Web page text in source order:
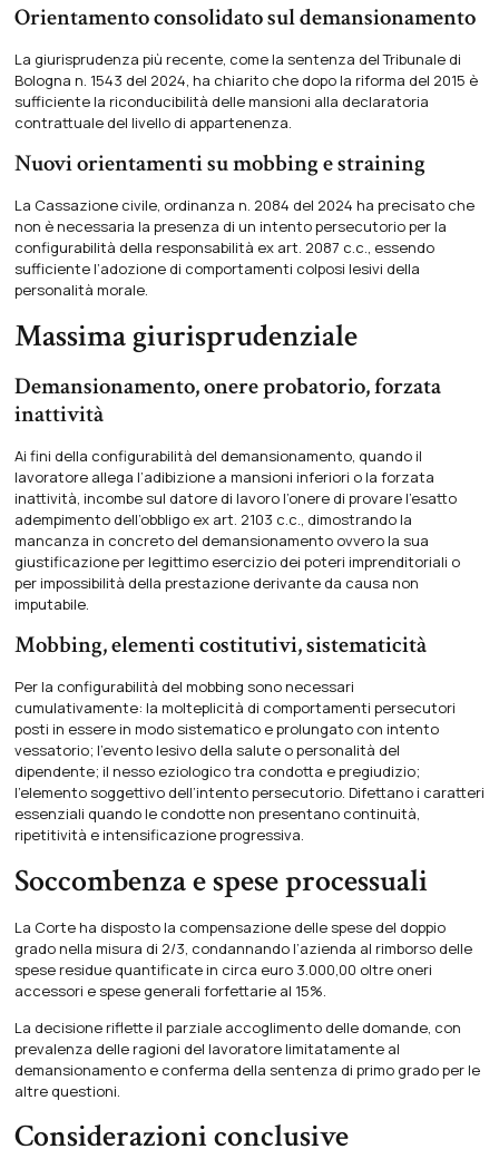
Orientamento consolidato sul demansionamento
La giurisprudenza più recente, come la sentenza del Tribunale di
Bologna n. 1543 del 2024, ha chiarito che dopo la riforma del 2015 è
sufficiente la riconducibilità delle mansioni alla declaratoria
contrattuale del livello di appartenenza.
Nuovi orientamenti su mobbing e straining
La Cassazione civile, ordinanza n. 2084 del 2024 ha precisato che
non è necessaria la presenza di un intento persecutorio per la
configurabilità della responsabilità ex art. 2087 c.c., essendo
sufficiente l’adozione di comportamenti colposi lesivi della
personalità morale.
Massima giurisprudenziale
Demansionamento, onere probatorio, forzata
inattività
Ai fini della configurabilità del demansionamento, quando il
lavoratore allega l’adibizione a mansioni inferiori o la forzata
inattività, incombe sul datore di lavoro l’onere di provare l’esatto
adempimento dell’obbligo ex art. 2103 c.c., dimostrando la
mancanza in concreto del demansionamento ovvero la sua
giustificazione per legittimo esercizio dei poteri imprenditoriali o
per impossibilità della prestazione derivante da causa non
imputabile.
Mobbing, elementi costitutivi, sistematicità
Per la configurabilità del mobbing sono necessari
cumulativamente: la molteplicità di comportamenti persecutori
posti in essere in modo sistematico e prolungato con intento
vessatorio; l’evento lesivo della salute o personalità del
dipendente; il nesso eziologico tra condotta e pregiudizio;
l’elemento soggettivo dell’intento persecutorio. Difettano i caratteri
essenziali quando le condotte non presentano continuità,
ripetitività e intensificazione progressiva.
Soccombenza e spese processuali
La Corte ha disposto la compensazione delle spese del doppio
grado nella misura di 2/3, condannando l’azienda al rimborso delle
spese residue quantificate in circa euro 3.000,00 oltre oneri
accessori e spese generali forfettarie al 15%.
La decisione riflette il parziale accoglimento delle domande, con
prevalenza delle ragioni del lavoratore limitatamente al
demansionamento e conferma della sentenza di primo grado per le
altre questioni.
Considerazioni conclusive